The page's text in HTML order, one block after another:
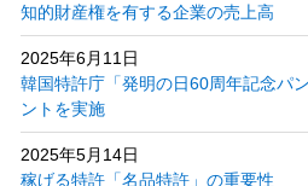
知的財産権を有する企業の売上高
2025年6月11日
韓国特許庁「発明の日60周年記念パ
ントを実施
2025年5月14日
稼げる特許「名品特許」の重要性